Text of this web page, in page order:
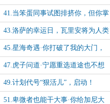
澡盆子的命运吧-加更【4/10】
41.当笨蛋同事试图排挤你，但你掌
握着财政大权的时候-加更【6/10】
43.洛萨的幸运日，瓦里安将为人类
带来十代人的和平！-加更【8/10】
45.星海奇遇·你打破了我的大门，
老鼠！-加更【10/10】
47.虎子问道·宁愿重选道途也不想
对女王发起华丽的叛逆，何等忠臣！
49.计划代号“狠活儿”，启动！
51.卑微者也能干大事·你给加尼大